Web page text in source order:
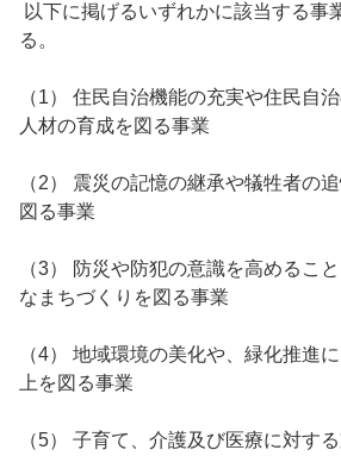
以下に掲げるいずれかに該当する事
る。
（1） 住民自治機能の充実や住民自
人材の育成を図る事業
（2） 震災の記憶の継承や犠牲者の
図る事業
（3） 防災や防犯の意識を高めるこ
なまちづくりを図る事業
（4） 地域環境の美化や、緑化推進
上を図る事業
（5） 子育て、介護及び医療に対す